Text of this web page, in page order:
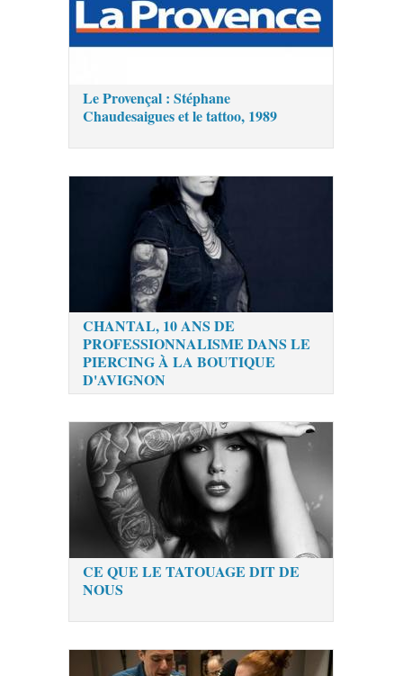
Le Provençal : Stéphane
Chaudesaigues et le tattoo, 1989
CHANTAL, 10 ANS DE
PROFESSIONNALISME DANS LE
PIERCING À LA BOUTIQUE
D'AVIGNON
CE QUE LE TATOUAGE DIT DE
NOUS